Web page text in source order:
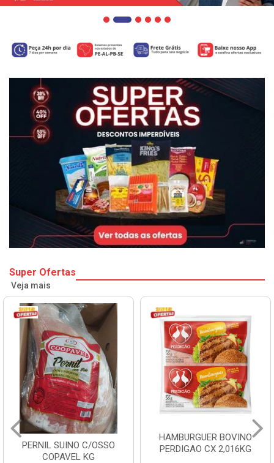
Super Ofertas
Veja mais
PERNIL SUINO C/OSSO
COPAVEL KG
HAMBURGUER BOVINO
PERDIGAO CX 2,016KG